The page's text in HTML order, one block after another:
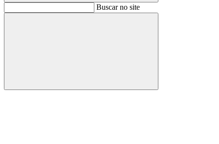
BuscarBuscar no site
Buscar